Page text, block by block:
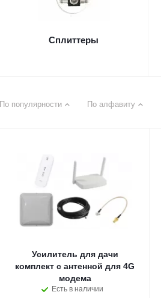
Сплиттеры
По популярности По алфавиту
Усилитель для дачи
комплект с антенной для 4G
модема
Есть в наличии